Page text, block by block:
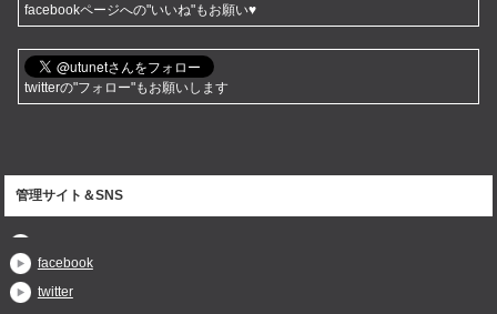
facebookページへの"いいね"もお願い♥
twitterの"フォロー"もお願いします
管理サイト＆SNS
facebook
twitter